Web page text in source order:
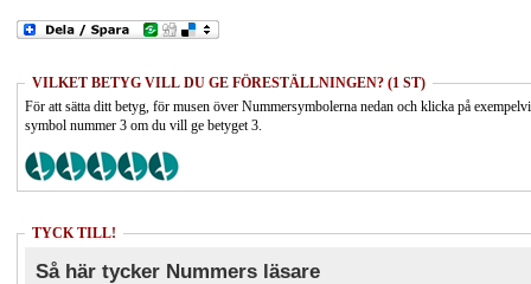
VILKET BETYG VILL DU GE FÖRESTÄLLNINGEN? (1 ST)
För att sätta ditt betyg, för musen över Nummersymbolerna nedan och klicka på
symbol nummer 3 om du vill ge betyget 3.
TYCK TILL!
Så här tycker Nummers läsare